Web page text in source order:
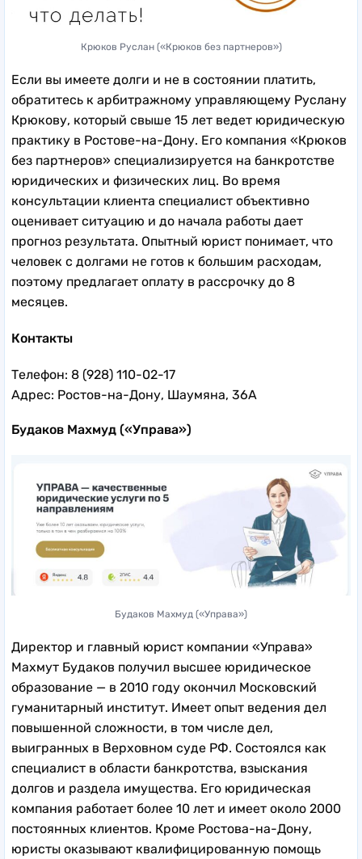
Крюков Руслан («Крюков без партнеров»)
Если вы имеете долги и не в состоянии платить,
обратитесь к арбитражному управляющему Руслану
Крюкову, который свыше 15 лет ведет юридическую
практику в Ростове-на-Дону. Его компания «Крюков
без партнеров» специализируется на банкротстве
юридических и физических лиц. Во время
консультации клиента специалист объективно
оценивает ситуацию и до начала работы дает
прогноз результата. Опытный юрист понимает, что
человек с долгами не готов к большим расходам,
поэтому предлагает оплату в рассрочку до 8
месяцев.
Контакты
Телефон: 8 (928) 110-02-17
Адрес: Ростов-на-Дону, Шаумяна, 36А
Будаков Махмуд («Управа»)
Будаков Махмуд («Управа»)
Директор и главный юрист компании «Управа»
Махмут Будаков получил высшее юридическое
образование — в 2010 году окончил Московский
гуманитарный институт. Имеет опыт ведения дел
повышенной сложности, в том числе дел,
выигранных в Верховном суде РФ. Состоялся как
специалист в области банкротства, взыскания
долгов и раздела имущества. Его юридическая
компания работает более 10 лет и имеет около 2000
постоянных клиентов. Кроме Ростова-на-Дону,
юристы оказывают квалифицированную помощь